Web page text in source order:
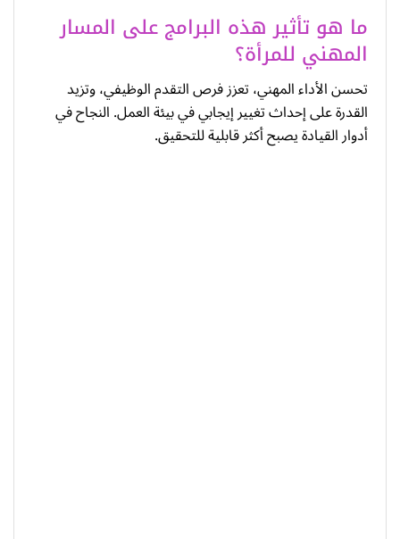
ما هو تأثير هذه البرامج على المسار
المهني للمرأة؟
تحسن الأداء المهني، تعزز فرص التقدم الوظيفي، وتزيد
القدرة على إحداث تغيير إيجابي في بيئة العمل. النجاح في
أدوار القيادة يصبح أكثر قابلية للتحقيق.